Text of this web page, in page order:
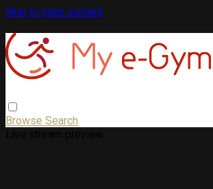
Skip to main content
Browse Search